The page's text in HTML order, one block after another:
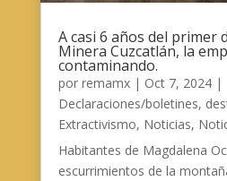
A casi 6 años del primer
Minera Cuzcatlán, la
contaminando.
por remamx| Oct 7, 2024|
Declaraciones/boletines,
Extractivismo, Noticias,
Habitantes de Magdalena
escurrimientos de la